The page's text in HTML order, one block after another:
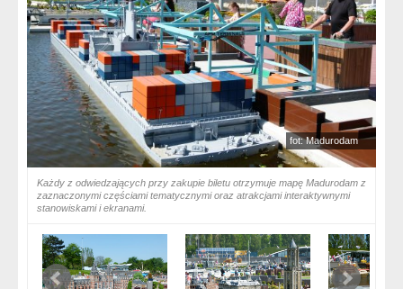
fot: Madurodam
Każdy z odwiedzających przy zakupie biletu otrzymuje mapę Madurodam z
zaznaczonymi częściami tematycznymi oraz atrakcjami interaktywnymi
stanowiskami i ekranami.